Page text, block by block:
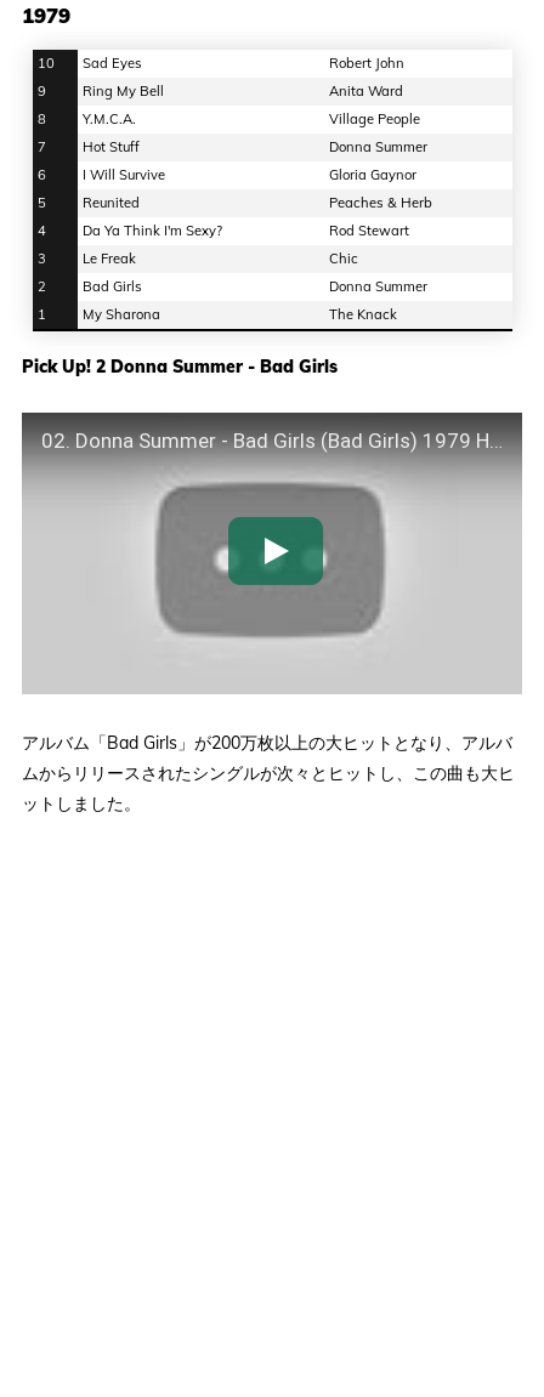
1979
10 Sad Eyes
Robert John
9
Ring My Bell
Anita Ward
8
Y.M.C.A.
Village People
7
Hot Stuff
Donna Summer
6
I Will Survive
Gloria Gaynor
5
Reunited
Peaches & Herb
4
Da Ya Think I'm Sexy?
Rod Stewart
3
Le Freak
Chic
2
Bad Girls
Donna Summer
1
My Sharona The Knack
Pick Up! 2 Donna Summer - Bad Girls
02. Donna Summer - Bad Girls (Bad Girls) 1979 HQ
アルバム「Bad Girls」が200万枚以上の大ヒットとなり、アルバ
ムからリリースされたシングルが次々とヒットし、この曲も大ヒ
ットしました。